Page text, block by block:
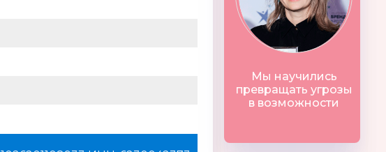
Ravensburger Mr.Painter®
Мы научились
превращать угрозы
в возможности